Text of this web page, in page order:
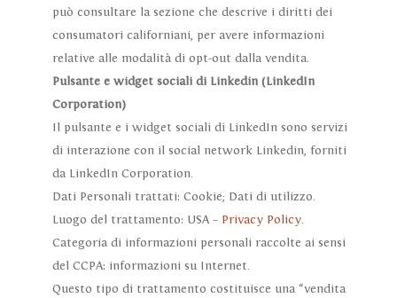
può consultare la sezione che descrive i diritti dei
consumatori californiani, per avere informazioni
relative alle modalità di opt-out dalla vendita.
Pulsante e widget sociali di Linkedin (LinkedIn
Corporation)
Il pulsante e i widget sociali di LinkedIn sono servizi
di interazione con il social network Linkedin, forniti
da LinkedIn Corporation.
Dati Personali trattati: Cookie; Dati di utilizzo.
Luogo del trattamento: USA – Privacy Policy.
Categoria di informazioni personali raccolte ai sensi
del CCPA: informazioni su Internet.
Questo tipo di trattamento costituisce una “vendita